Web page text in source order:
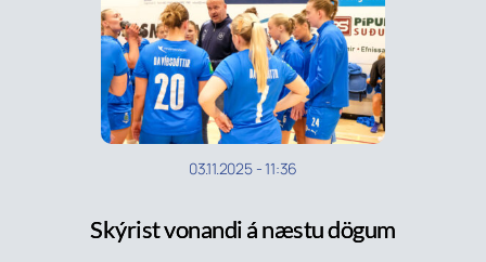
03.11.2025-11:36
Skýrist vonandi á næstu dögum